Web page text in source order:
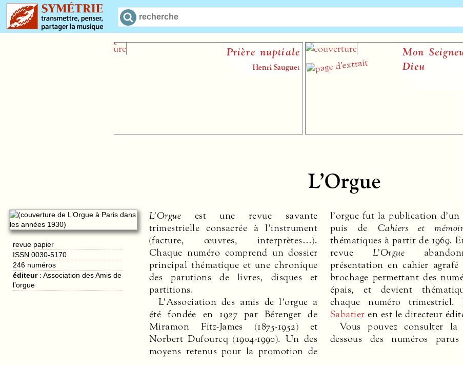
Mon Seigneur et mon
Dieu
L’Orgue
revue papier
ISSN 0030-5170
246 numéros
éditeur:Association des Amis de
l’orgue
L’Orgue est une revue savante
trimestrielle consacrée à l’instrument
(facture, œuvres, interprètes…).
Chaque numéro comprend un dossier
principal thématique et une chronique
des parutions de livres, disques et
partitions.
L’Association des amis de l’orgue a
été fondée en 1927 par Bérenger de
Miramon Fitz-James (1875-1952) et
Norbert Dufourcq (1904-1990). Un des
moyens retenus pour la promotion de
l’orgue fut la publication
puis de Cahiers et
thématiques à partir de 1969.
revue L’Orgue
présentation en cahier
brochage permettant des
épais, et devient
chaque numéro trimestriel.
Sabatier en est le directeur
Vous pouvez consulter
dessous des numéros